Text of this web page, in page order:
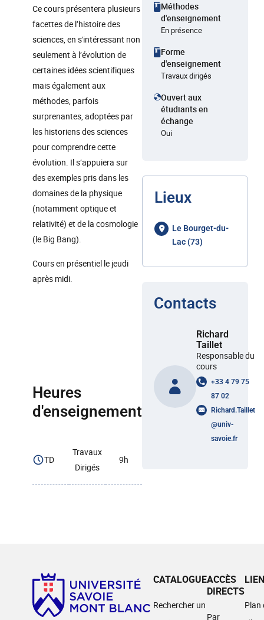
Ce cours présentera plusieurs
facettes de l’histoire des
sciences, en s'intéressant non
seulement à l’évolution de
certaines idées scientifiques
mais également aux
méthodes, parfois
surprenantes, adoptées par
les historiens des sciences
pour comprendre cette
évolution. Il s’appuiera sur
des exemples pris dans les
domaines de la physique
(notamment optique et
relativité) et de la cosmologie
(le Big Bang).
Cours en présentiel le jeudi
après midi.
Heures
d'enseignement
TD
Travaux
Dirigés
9h
Méthodes
d'enseignement
En présence
Forme
d'enseignement
Travaux dirigés
Ouvert aux
étudiants en
échange
Oui
Lieux
Le Bourget-du-
Lac (73)
Contacts
Richard
Taillet
Responsable du
cours
+33 4 79 75
87 02
Richard.Taillet
@univ-
savoie.fr
CATALOGUE
Rechercher un
ACCÈS
DIRECTS
Par
Plan